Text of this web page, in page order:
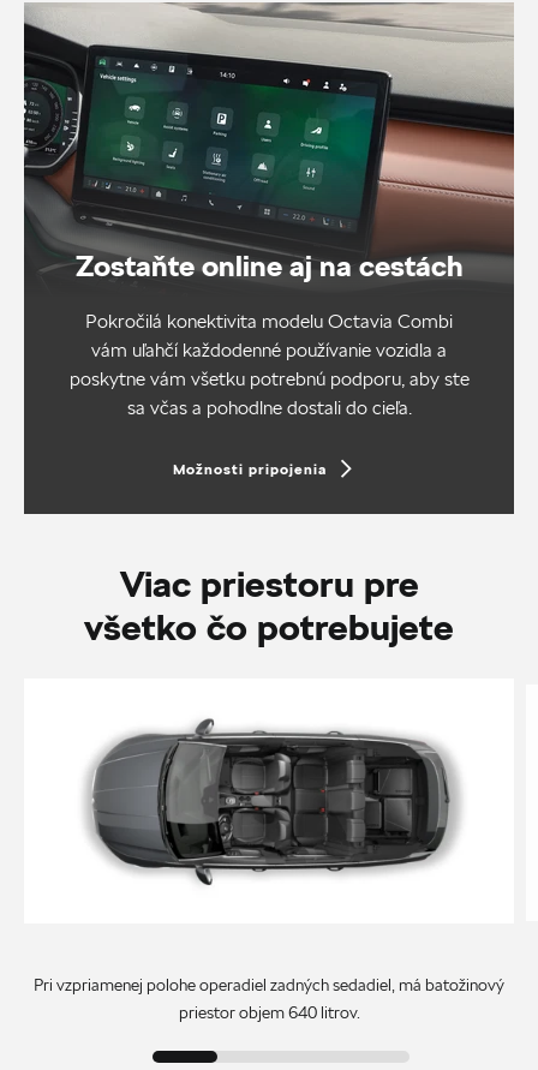
Zostaňte online aj na cestách
Pokročilá konektivita modelu Octavia Combi
vám uľahčí každodenné používanie vozidla a
poskytne vám všetku potrebnú podporu, aby ste
sa včas a pohodlne dostali do cieľa.
Možnosti pripojenia
Viac priestoru pre
všetko čo potrebujete
Pri vzpriamenej polohe operadiel zadných sedadiel, má batožinový
priestor objem 640 litrov.